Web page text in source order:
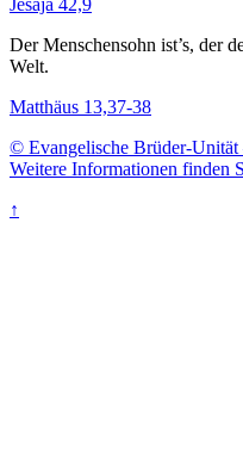
Jesaja 42,9
Der Menschensohn ist’s, der
Welt.
Matthäus 13,37-38
© Evangelische Brüder-
Weitere Informationen finden
↑